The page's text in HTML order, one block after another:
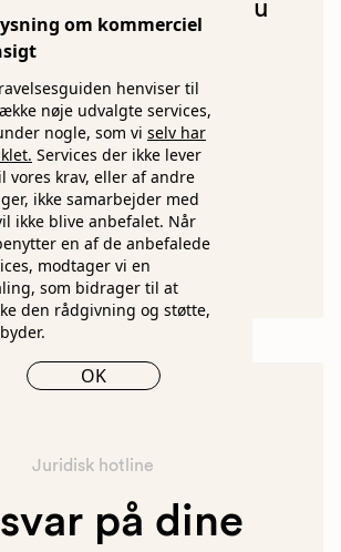
om kommerciel
henviser til
nøje udvalgte services,
nogle, som vi selv har
Services der ikke lever
vores krav, eller af andre
ikke samarbejder med
ikke blive anbefalet. Når
en af de anbefalede
modtager vi en
som bidrager til at
den rådgivning og støtte,
OK
på så du
prisfælder. Du kan
læse mere her, før du
ringer.
Læs mere
Juridisk hotline
svar på dine